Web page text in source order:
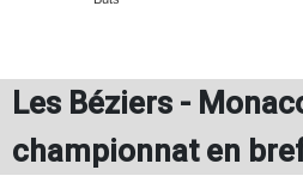
Les Béziers -
championnat en